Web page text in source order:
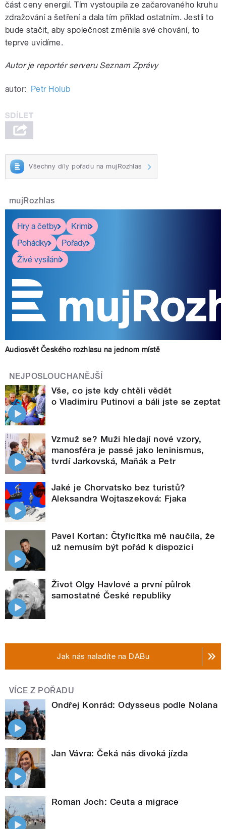
část ceny energií. Tím vystoupila ze začarovaného kruhu
zdražování a šetření a dala tím příklad ostatním. Jestli to
bude stačit, aby společnost změnila své chování, to
teprve uvidíme.
Autor je reportér serveru Seznam Zprávy
autor: Petr Holub
Všechny díly pořadu na mujRozhlas
mujRozhlas
Hry a četby
Krimi
Pohádky
Pořady
Živé vysílání
Audiosvět Českého rozhlasu na jednom místě
NEJPOSLOUCHANĚJŠÍ
Vše, co jste kdy chtěli vědět
o Vladimiru Putinovi a báli jste se zeptat
Vzmuž se? Muži hledají nové vzory,
manosféra je passé jako leninismus,
tvrdí Jarkovská, Maňák a Petr
Jaké je Chorvatsko bez turistů?
Aleksandra Wojtaszeková: Fjaka
Pavel Kortan: Čtyřicítka mě naučila, že
už nemusím být pořád k dispozici
Život Olgy Havlové a první půlrok
samostatné České republiky
Jak nás naladíte na DABu
VÍCE Z POŘADU
Ondřej Konrád: Odysseus podle Nolana
Jan Vávra: Čeká nás divoká jízda
Roman Joch: Ceuta a migrace